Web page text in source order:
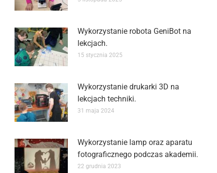
Wykorzystanie robota GeniBot na
lekcjach.
15 stycznia 2025
Wykorzystanie drukarki 3D na
lekcjach techniki.
31 maja 2024
Wykorzystanie lamp oraz aparatu
fotograficznego podczas akademii.
22 grudnia 2023